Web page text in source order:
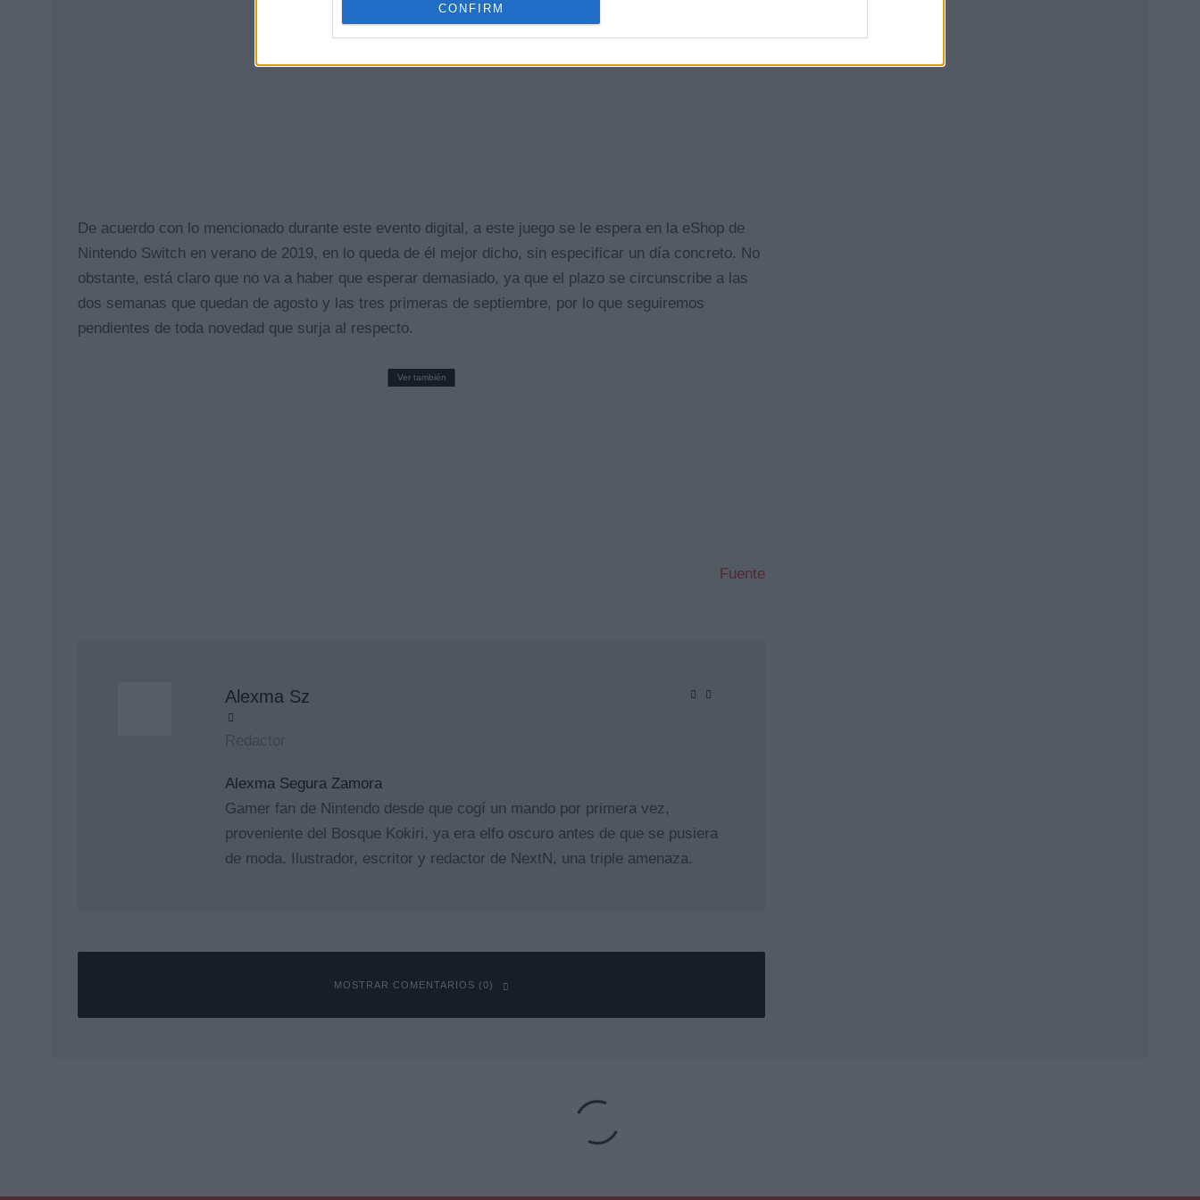
CONFIRM
De acuerdo con lo mencionado durante este evento digital, a este juego se le espera en la eShop de
Nintendo Switch en verano de 2019, en lo queda de él mejor dicho, sin especificar un día concreto. No
obstante, está claro que no va a haber que esperar demasiado, ya que el plazo se circunscribe a las
dos semanas que quedan de agosto y las tres primeras de septiembre, por lo que seguiremos
pendientes de toda novedad que surja al respecto.
Ver también
Fuente
Alexma Sz
Alexma Segura Zamora
Gamer fan de Nintendo desde que cogí un mando por primera vez,
proveniente del Bosque Kokiri, ya era elfo oscuro antes de que se pusiera
de moda. Ilustrador, escritor y redactor de NextN, una triple amenaza.
MOSTRAR COMENTARIOS (0)